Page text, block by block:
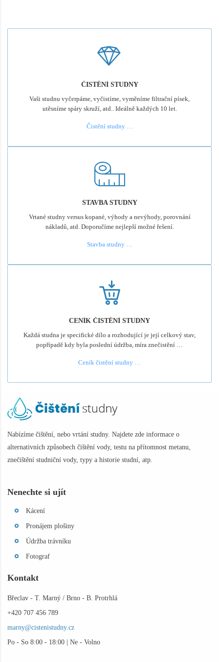
ČISTĚNÍ STUDNY
Vaši studnu vyčerpáme, vyčistíme, vyměníme filtrační písek,
utěsníme spáry skruží, atd.. Ideálně každých 10 let.
Čistění studny …
STAVBA STUDNY
Vrtané studny versus kopané, výhody a nevýhody, porovnání
nákladů, atd. Doporučíme nejlepší možné řešení.
Stavba studny …
CENÍK ČISTĚNÍ STUDNY
Každá studna je specifické dílo a rozhodující je její celkový stav,
popřípadě kdy byla poslední údržba, míra znečistění …
Ceník čistění studny …
Nabízíme čištění, nebo vrtání studny. Najdete zde informace o
alternativních způsobech čištění vody, testu na přítomnost metanu,
znečištění studniční vody, typy a historie studní, atp.
Nenechte si ujít
Kácení
Pronájem plošiny
Údržba trávníku
Fotograf
Kontakt
Břeclav - T. Marný / Brno - B. Protrhlá
+420 707 456 789
marny@cistenistudny.cz
Po - So 8:00 - 18:00 | Ne - Volno